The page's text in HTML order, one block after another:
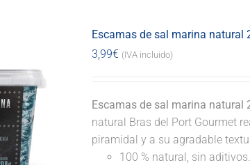
Escamas de sal marina natural
3,99€ (IVA incluido)
Escamas de sal marina natural
natural Bras del Port Gourmet
piramidal y a su agradable
100 % natural, sin